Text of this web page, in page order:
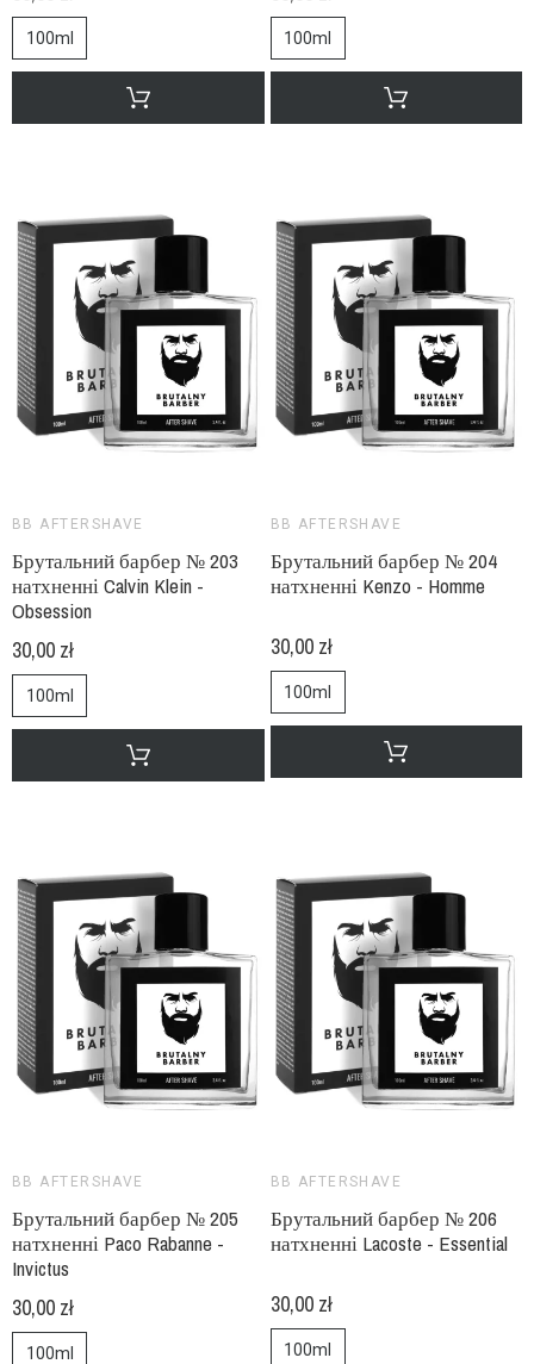
100ml 100ml
BB AFTERSHAVE
Брутальний барбер № 203
натхненні Calvin Klein -
Obsession
30,00 zł
100ml
BB AFTERSHAVE
Брутальний барбер № 204
натхненні Kenzo - Homme
30,00 zł
100ml
BB AFTERSHAVE
Брутальний барбер № 205
натхненні Paco Rabanne -
Invictus
30,00 zł
100ml
BB AFTERSHAVE
Брутальний барбер № 206
натхненні Lacoste - Essential
30,00 zł
100ml